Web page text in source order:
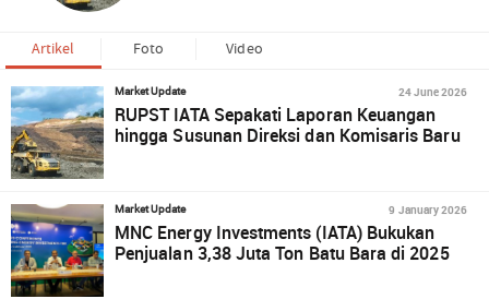
Artikel Foto Video
Market Update 24 June 2026
RUPST IATA Sepakati Laporan Keuangan
hingga Susunan Direksi dan Komisaris Baru
Market Update 9 January 2026
MNC Energy Investments (IATA) Bukukan
Penjualan 3,38 Juta Ton Batu Bara di 2025